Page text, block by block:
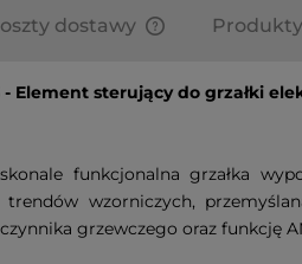
dostawy
automatycznie w
- Element sterujący do grzałki
funkcjonalna grzałka
trendów wzorniczych,
grzewczego oraz funkcję